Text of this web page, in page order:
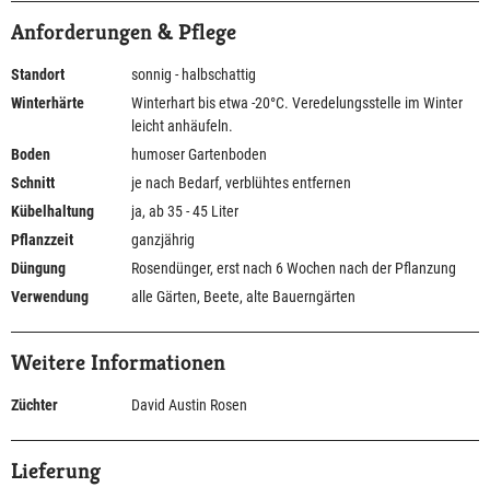
Anforderungen & Pflege
Standort
sonnig - halbschattig
Winterhärte
Winterhart bis etwa -20°C. Veredelungsstelle im Winter
leicht anhäufeln.
Boden
humoser Gartenboden
Schnitt
je nach Bedarf, verblühtes entfernen
Kübelhaltung
ja, ab 35 - 45 Liter
Pflanzzeit
ganzjährig
Düngung
Rosendünger, erst nach 6 Wochen nach der Pflanzung
Verwendung
alle Gärten, Beete, alte Bauerngärten
Weitere Informationen
Züchter David Austin Rosen
Lieferung